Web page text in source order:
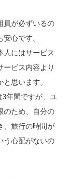
員が必ずいるの
心です。
人にはサービス
ービス内容より
思います。
年間ですが、ユ
のため、自分の
、旅行の時間が
う心配がないの